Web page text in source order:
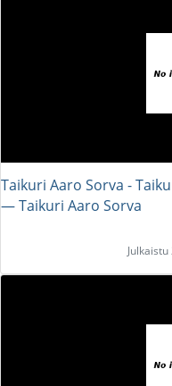
Taikuri Aaro Sorva -
― Taikuri Aaro Sorva